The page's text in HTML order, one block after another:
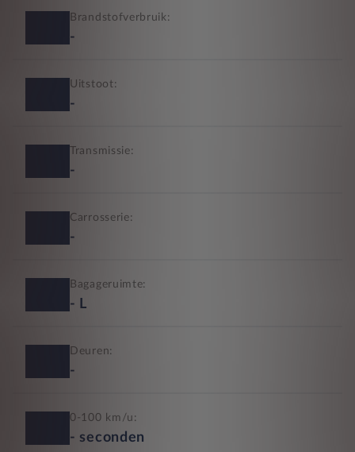
Brandstofverbruik:
-
Uitstoot:
-
Transmissie:
-
Carrosserie:
-
Bagageruimte:
- L
Deuren:
-
0-100 km/u:
- seconden